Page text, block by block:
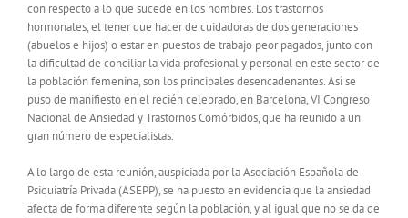
con respecto a lo que sucede en los hombres. Los trastornos
hormonales, el tener que hacer de cuidadoras de dos generaciones
(abuelos e hijos) o estar en puestos de trabajo peor pagados, junto con
la dificultad de conciliar la vida profesional y personal en este sector de
la población femenina, son los principales desencadenantes. Así se
puso de manifiesto en el recién celebrado, en Barcelona, VI Congreso
Nacional de Ansiedad y Trastornos Comórbidos, que ha reunido a un
gran número de especialistas.
A lo largo de esta reunión, auspiciada por la Asociación Española de
Psiquiatría Privada (ASEPP), se ha puesto en evidencia que la ansiedad
afecta de forma diferente según la población, y al igual que no se da de